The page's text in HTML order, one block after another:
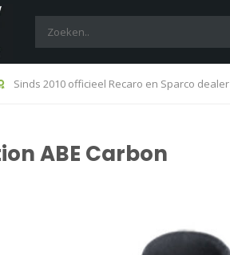
Sinds 2010 officieel Recaro en Sparco dealer
ABE Carbon